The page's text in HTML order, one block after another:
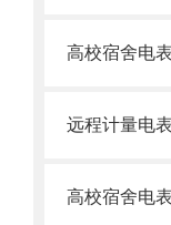
高校宿舍电